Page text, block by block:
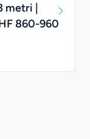
|
860-960